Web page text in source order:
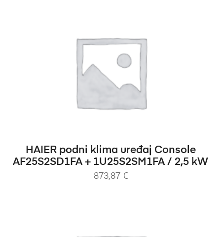
DODAJ U KOŠARICU
HAIER podni klima uređaj Console
AF25S2SD1FA + 1U25S2SM1FA / 2,5 kW
873,87 €